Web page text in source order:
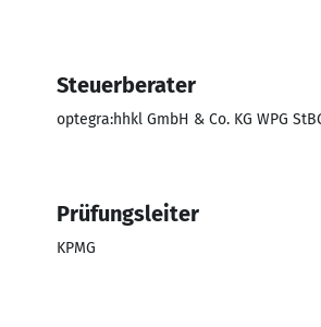
Steuerberater
optegra:hhkl GmbH & Co. KG WPG
Prüfungsleiter
KPMG